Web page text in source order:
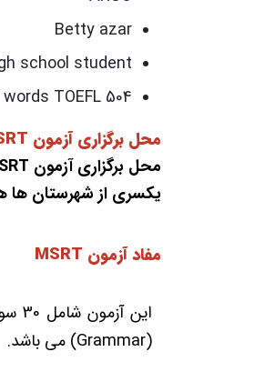
Betty azar
school student
TOEFL 504
محل برگزاری آزمون MSRT
یکسری از شهرستان ها
مفاد آزمون MSRT
(Grammar) می باشد.